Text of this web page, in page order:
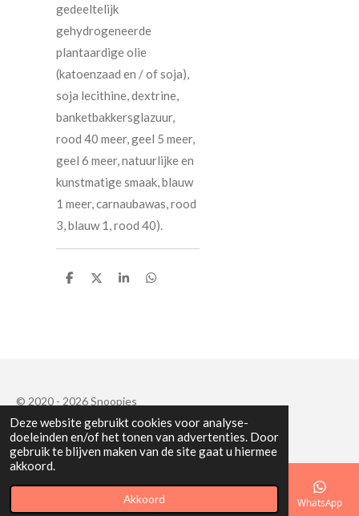
Deze website gebruikt cookies voor analyse-
doeleinden en/of het tonen van advertenties. Door
gebruik te blijven maken van de site gaat u hiermee
akkoord.
Akkoord
gedeeltelijk
gehydrogeneerde
plantaardige olie
(katoenzaad en / of soja),
soja lecithine, dextrine,
banketbakkersglazuur,
rood 40 meer, geel 5 meer,
geel 6 meer, natuurlijke en
kunstmatige smaak, blauw
1 meer, carnaubawas, rood
3, blauw 1, rood 40).
D
D
S
D
© 2020 - 2026 Snoopies
Powered byJouwWeb
Telefoonnummer WhatsApp